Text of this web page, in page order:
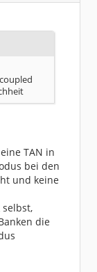
TAN in
bei den
und keine
die